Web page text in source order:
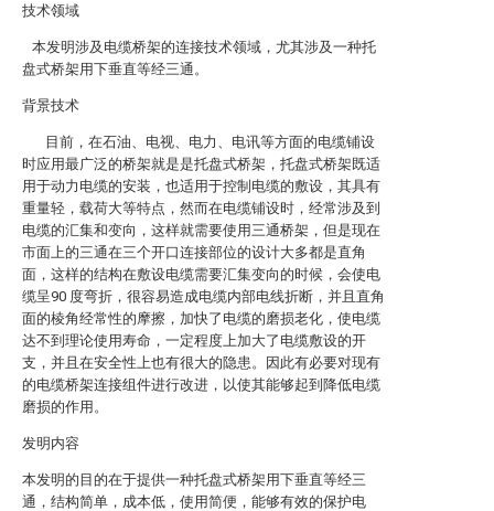
技术领域
本发明涉及电缆桥架的连接技术领域，尤其涉及一种托
盘式桥架用下垂直等经三通。
背景技术
目前，在石油、电视、电力、电讯等方面的电缆铺设
时应用最广泛的桥架就是是托盘式桥架，托盘式桥架既适
用于动力电缆的安装，也适用于控制电缆的敷设，其具有
重量轻，载荷大等特点，然而在电缆铺设时，经常涉及到
电缆的汇集和变向，这样就需要使用三通桥架，但是现在
市面上的三通在三个开口连接部位的设计大多都是直角
面，这样的结构在敷设电缆需要汇集变向的时候，会使电
缆呈90 度弯折，很容易造成电缆内部电线折断，并且直角
面的棱角经常性的摩擦，加快了电缆的磨损老化，使电缆
达不到理论使用寿命，一定程度上加大了电缆敷设的开
支，并且在安全性上也有很大的隐患。因此有必要对现有
的电缆桥架连接组件进行改进，以使其能够起到降低电缆
磨损的作用。
发明内容
本发明的目的在于提供一种托盘式桥架用下垂直等经三
通，结构简单，成本低，使用简便，能够有效的保护电